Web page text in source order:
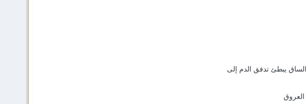
يبطئ تدفق الدم إلى